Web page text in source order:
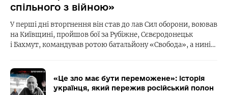
спільного з війною»
У перші дні вторгнення він став до лав Сил оборони, воював
на Київщині, пройшов бої за Рубіжне, Сєвєродонецьк
і Бахмут, командував ротою батальйону «Свобода», а нині…
«Це зло має бути переможене»: історія
українця, який пережив російський полон